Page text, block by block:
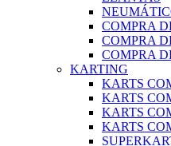
COMPRA
COMPRA
COMPRA
KARTING
KARTS
KARTS
KARTS
KARTS